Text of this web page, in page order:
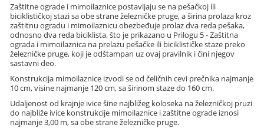
Zaštitne ograde i mimoilaznice postavljaju se na pešačkoj ili
biciklističkoj stazi sa obe strane železničke pruge, a širina prolaza kroz
zaštitnu ogradu i mimoilaznicu obezbeđuje prolaz dva reda pešaka,
odnosno dva reda biciklista, što je prikazano u Prilogu 5 - Zaštitna
ograda i mimoilaznica na prelazu pešačke ili biciklističke staze preko
železničke pruge, koji je odštampan uz ovaj pravilnik i čini njegov
sastavni deo.
Konstrukcija mimoilaznice izvodi se od čeličnih cevi prečnika najmanje
10 cm, visine najmanje 120 cm, sa širinom staze do 160 cm.
Udaljenost od krajnje ivice šine najbližeg koloseka na železničkoj pruzi
do najbliže ivice konstrukcije mimoilaznice i zaštitne ograde iznosi
najmanje 3,00 m, sa obe strane železničke pruge.